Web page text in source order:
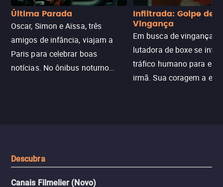
Última Parada
Oscar, Simon e Aïssa, três
amigos de infância, viajam a
Paris para celebrar boas
notícias. No ônibus noturno
Infiltrada: Golpe de
Vingança
Em busca de vingança,
lutadora de boxe se
tráfico humano para
irmã. Sua coragem a
Descubra
Canais Filmelier (Novo)